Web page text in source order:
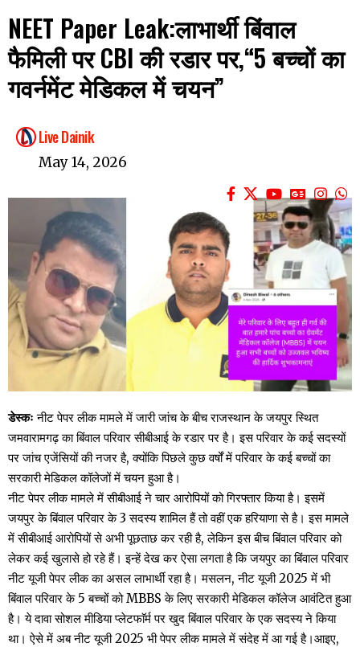
NEET Paper Leak:लाभार्थी बिंवाल
फैमिली पर CBI की रडार पर,“5 बच्चों का
गवर्नमेंट मेडिकल में चयन”
Live Dainik
May 14, 2026
डेस्कः नीट पेपर लीक मामले में जारी जांच के बीच राजस्थान के जयपुर स्थित
जमवारामगढ़ का बिंवाल परिवार सीबीआई के रडार पर है। इस परिवार के कई सदस्यों
पर जांच एजेंसियों की नजर है, क्योंकि पिछले कुछ वर्षों में परिवार के कई बच्चों का
सरकारी मेडिकल कॉलेजों में चयन हुआ है।
नीट पेपर लीक मामले में सीबीआई ने चार आरोपियों को गिरफ्तार किया है। इसमें
जयपुर के बिंवाल परिवार के 3 सदस्य शामिल हैं तो वहीं एक हरियाणा से है। इस मामले
में सीबीआई आरोपियों से अभी पूछताछ कर रही है, लेकिन इस बीच बिंवाल परिवार को
लेकर कई खुलासे हो रहे हैं। इन्हें देख कर ऐसा लगता है कि जयपुर का बिंवाल परिवार
नीट यूजी पेपर लीक का असल लाभार्थी रहा है। मसलन, नीट यूजी 2025 में भी
बिंवाल परिवार के 5 बच्चों को MBBS के लिए सरकारी मेडिकल कॉलेज आवंटित हुआ
है। ये दावा सोशल मीडिया प्लेटफाॅर्म पर खुद बिंवाल परिवार के एक सदस्य ने किया
था। ऐसे में अब नीट यूजी 2025 भी पेपर लीक मामले में संदेह में आ गई है।आइए,